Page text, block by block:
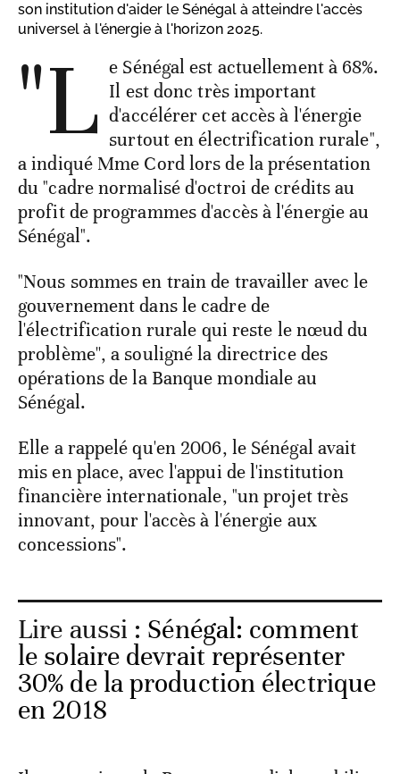
son institution d'aider le Sénégal à atteindre l'accès
universel à l'énergie à l'horizon 2025.
"L e Sénégal est actuellement à 68%.
Il est donc très important
d'accélérer cet accès à l'énergie
surtout en électrification rurale",
a indiqué Mme Cord lors de la présentation
du "cadre normalisé d'octroi de crédits au
profit de programmes d'accès à l'énergie au
Sénégal".
"Nous sommes en train de travailler avec le
gouvernement dans le cadre de
l'électrification rurale qui reste le nœud du
problème'', a souligné la directrice des
opérations de la Banque mondiale au
Sénégal.
Elle a rappelé qu'en 2006, le Sénégal avait
mis en place, avec l'appui de l'institution
financière internationale, "un projet très
innovant, pour l'accès à l'énergie aux
concessions".
Lire aussi : Sénégal: comment
le solaire devrait représenter
30% de la production électrique
en 2018